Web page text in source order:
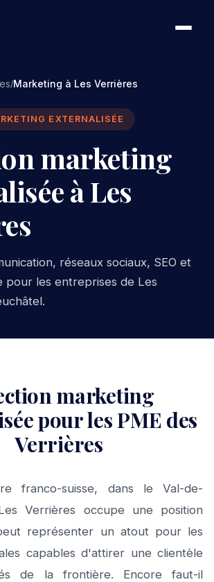
/Marketing à Les Verrières
EXTERNALISÉE
marketing
à Les
réseaux sociaux, SEO et
pour les entreprises de Les
marketing
pour les PME des
Verrières
franco-suisse, dans le Val-de-
Verrières occupe une position
représenter un atout pour les
capables d'attirer une clientèle
de la frontière. Encore faut-il